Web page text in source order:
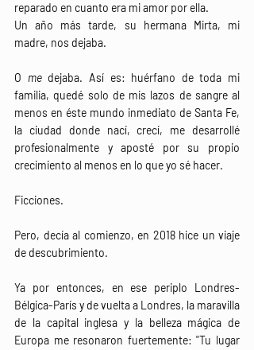
reparado en cuanto era mi amor por ella.
Un año más tarde, su hermana Mirta, mi
madre, nos dejaba.
O me dejaba. Así es: huérfano de toda mi
familia, quedé solo de mis lazos de sangre al
menos en éste mundo inmediato de Santa Fe,
la ciudad donde nací, crecí, me desarrollé
profesionalmente y aposté por su propio
crecimiento al menos en lo que yo sé hacer.
Ficciones.
Pero, decía al comienzo, en 2018 hice un viaje
de descubrimiento.
Ya por entonces, en ese periplo Londres-
Bélgica-París y de vuelta a Londres, la maravilla
de la capital inglesa y la belleza mágica de
Europa me resonaron fuertemente: "Tu lugar